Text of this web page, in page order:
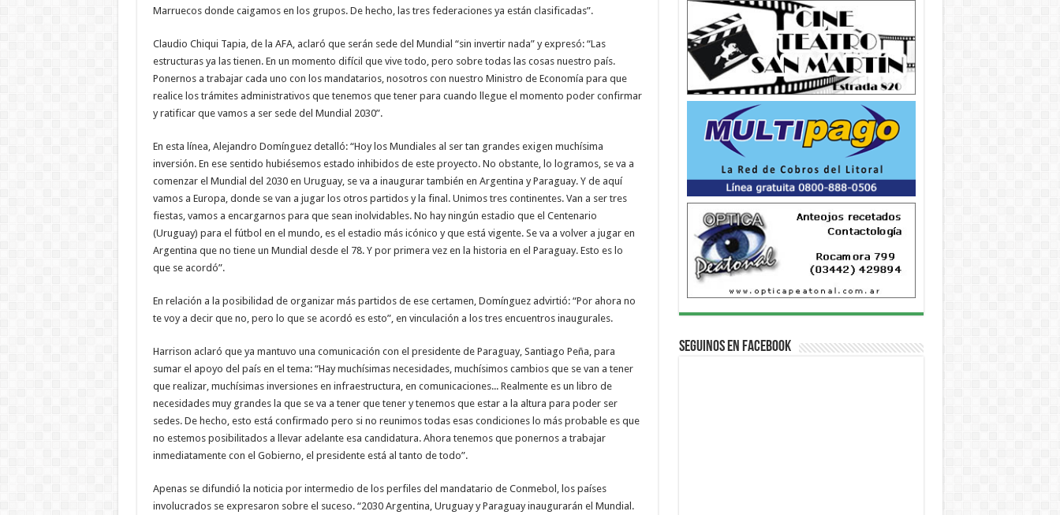
Marruecos donde caigamos en los grupos. De hecho, las tres federaciones ya están clasificadas”.
Claudio Chiqui Tapia, de la AFA, aclaró que serán sede del Mundial “sin invertir nada” y expresó: “Las
estructuras ya las tienen. En un momento difícil que vive todo, pero sobre todas las cosas nuestro país.
Ponernos a trabajar cada uno con los mandatarios, nosotros con nuestro Ministro de Economía para que
realice los trámites administrativos que tenemos que tener para cuando llegue el momento poder confirmar
y ratificar que vamos a ser sede del Mundial 2030”.
En esta línea, Alejandro Domínguez detalló: “Hoy los Mundiales al ser tan grandes exigen muchísima
inversión. En ese sentido hubiésemos estado inhibidos de este proyecto. No obstante, lo logramos, se va a
comenzar el Mundial del 2030 en Uruguay, se va a inaugurar también en Argentina y Paraguay. Y de aquí
vamos a Europa, donde se van a jugar los otros partidos y la final. Unimos tres continentes. Van a ser tres
fiestas, vamos a encargarnos para que sean inolvidables. No hay ningún estadio que el Centenario
(Uruguay) para el fútbol en el mundo, es el estadio más icónico y que está vigente. Se va a volver a jugar en
Argentina que no tiene un Mundial desde el 78. Y por primera vez en la historia en el Paraguay. Esto es lo
que se acordó”.
En relación a la posibilidad de organizar más partidos de ese certamen, Domínguez advirtió: “Por ahora no
te voy a decir que no, pero lo que se acordó es esto”, en vinculación a los tres encuentros inaugurales.
Harrison aclaró que ya mantuvo una comunicación con el presidente de Paraguay, Santiago Peña, para
sumar el apoyo del país en el tema: “Hay muchísimas necesidades, muchísimos cambios que se van a tener
que realizar, muchísimas inversiones en infraestructura, en comunicaciones... Realmente es un libro de
necesidades muy grandes la que se va a tener que tener y tenemos que estar a la altura para poder ser
sedes. De hecho, esto está confirmado pero si no reunimos todas esas condiciones lo más probable es que
no estemos posibilitados a llevar adelante esa candidatura. Ahora tenemos que ponernos a trabajar
inmediatamente con el Gobierno, el presidente está al tanto de todo”.
Apenas se difundió la noticia por intermedio de los perfiles del mandatario de Conmebol, los países
involucrados se expresaron sobre el suceso. “2030 Argentina, Uruguay y Paraguay inaugurarán el Mundial.
Seguinos en Facebook